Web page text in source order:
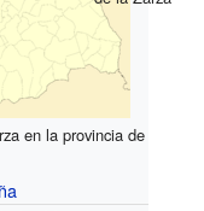
en la provincia de